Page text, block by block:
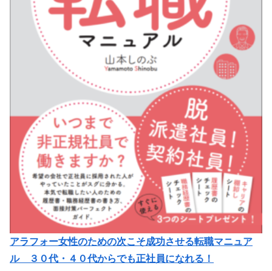
アラフォー女性のための次こそ成功させる転職マニュア
ル ３０代・４０代からでも正社員になれる！